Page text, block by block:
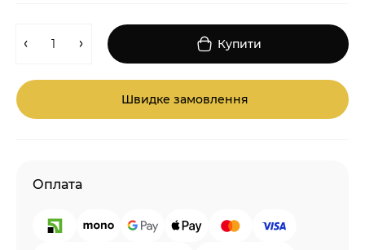
Купити
Швидке замовлення
Оплата